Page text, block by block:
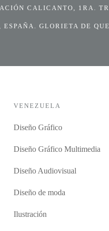
CALICANTO, 1RA.
ESPAÑA. GLORIETA DE
VENEZUELA
Diseño Gráfico
Diseño Gráfico Multimedia
Diseño Audiovisual
Diseño de moda
Ilustración